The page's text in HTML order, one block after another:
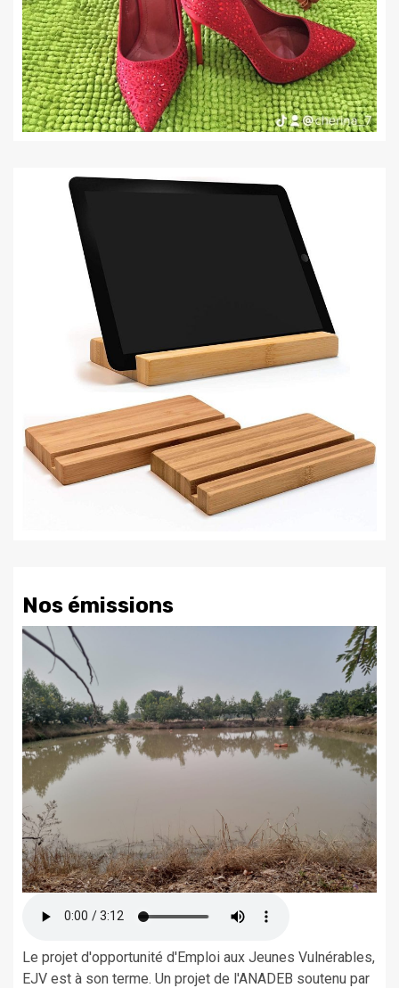
Nos émissions
Le projet d'opportunité d'Emploi aux Jeunes Vulnérables,
EJV est à son terme. Un projet de l'ANADEB soutenu par